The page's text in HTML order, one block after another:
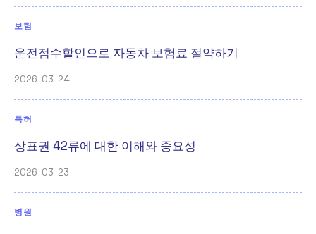
보험
운전점수할인으로 자동차 보험료 절약하기
2026-03-24
특허
상표권 42류에 대한 이해와 중요성
2026-03-23
병원